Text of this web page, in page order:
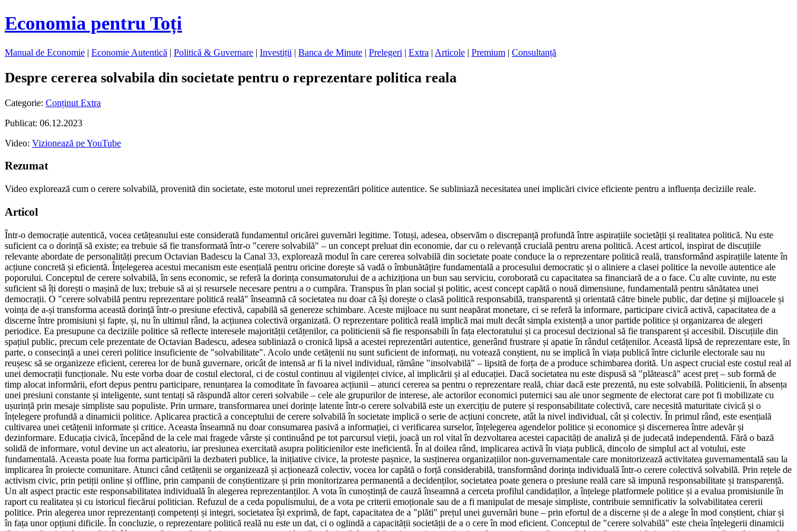
Economia pentru Toți
Manual de Economie | Economie Autentică | Politică & Guvernare | Investiții | Banca de Minute | Prelegeri | Extra | Articole | Premium | Consultanță
Despre cererea solvabila din societate pentru o reprezentare politica reala
Categorie: Conținut Extra
Publicat: 06.12.2023
Video: Vizionează pe YouTube
Rezumat
Video explorează cum o cerere solvabilă, provenită din societate, este motorul unei reprezentări politice autentice. Se subliniază necesitatea unei implicări civice eficiente pentru a influența deciziile reale.
Articol
Într-o democrație autentică, vocea cetățeanului este considerată fundamentul oricărei guvernări legitime. Totuși, adesea, observăm o discrepanță profundă între aspirațiile societății și realitatea politică. Nu este
suficient ca o dorință să existe; ea trebuie să fie transformată într-o "cerere solvabilă" – un concept preluat din economie, dar cu o relevanță crucială pentru arena politică. Acest articol, inspirat de discuțiile
relevante abordate de personalități precum Octavian Badescu la Canal 33, explorează modul în care cererea solvabilă din societate poate conduce la o reprezentare politică reală, transformând aspirațiile latente în
acțiune concretă și eficientă. Înțelegerea acestui mecanism este esențială pentru oricine dorește să vadă o îmbunătățire fundamentală a procesului democratic și o aliniere a clasei politice la nevoile autentice ale
poporului. Conceptul de cerere solvabilă, în sens economic, se referă la dorința consumatorului de a achiziționa un bun sau serviciu, coroborată cu capacitatea sa financiară de a o face. Cu alte cuvinte, nu este
suficient să îți dorești o mașină de lux; trebuie să ai și resursele necesare pentru a o cumpăra. Transpus în plan social și politic, acest concept capătă o nouă dimensiune, fundamentală pentru sănătatea unei
democrații. O "cerere solvabilă pentru reprezentare politică reală" înseamnă că societatea nu doar că își dorește o clasă politică responsabilă, transparentă și orientată către binele public, dar deține și mijloacele și
voința de a-și transforma această dorință într-o presiune efectivă, capabilă să genereze schimbare. Aceste mijloace nu sunt neapărat monetare, ci se referă la informare, participare civică activă, capacitatea de a
discerne între promisiuni și fapte, și, nu în ultimul rând, la acțiunea colectivă organizată. O reprezentare politică reală implică mai mult decât simpla existență a unor partide politice și organizarea de alegeri
periodice. Ea presupune ca deciziile politice să reflecte interesele majorității cetățenilor, ca politicienii să fie responsabili în fața electoratului și ca procesul decizional să fie transparent și accesibil. Discuțiile din
spațiul public, precum cele prezentate de Octavian Badescu, adesea subliniază o cronică lipsă a acestei reprezentări autentice, generând frustrare și apatie în rândul cetățenilor. Această lipsă de reprezentare este, în
parte, o consecință a unei cereri politice insuficiente de "solvabilitate". Acolo unde cetățenii nu sunt suficient de informați, nu votează conștient, nu se implică în viața publică între ciclurile electorale sau nu
reușesc să se organizeze eficient, cererea lor de bună guvernare, oricât de intensă ar fi la nivel individual, rămâne "insolvabilă" – lipsită de forța de a produce schimbarea dorită. Un aspect crucial este costul real al
unei democrații funcționale. Nu este vorba doar de costul electoral, ci de costul continuu al vigilenței civice, al implicării și al educației. Dacă societatea nu este dispusă să "plătească" acest preț – sub formă de
timp alocat informării, efort depus pentru participare, renunțarea la comoditate în favoarea acțiunii – atunci cererea sa pentru o reprezentare reală, chiar dacă este prezentă, nu este solvabilă. Politicienii, în absența
unei presiuni constante și inteligente, sunt tentați să răspundă altor cereri solvabile – cele ale grupurilor de interese, ale actorilor economici puternici sau ale unor segmente de electorat care pot fi mobilizate cu
ușurință prin mesaje simpliste sau populiste. Prin urmare, transformarea unei dorințe latente într-o cerere solvabilă este un exercițiu de putere și responsabilitate colectivă, care necesită maturitate civică și o
înțelegere profundă a dinamicii politice. Aplicarea practică a conceptului de cerere solvabilă în societate implică o serie de acțiuni concrete, atât la nivel individual, cât și colectiv. În primul rând, este esențială
cultivarea unei cetățenii informate și critice. Aceasta înseamnă nu doar consumarea pasivă a informației, ci verificarea surselor, înțelegerea agendelor politice și economice și discernerea între adevăr și
dezinformare. Educația civică, începând de la cele mai fragede vârste și continuând pe tot parcursul vieții, joacă un rol vital în dezvoltarea acestei capacități de analiză și de judecată independentă. Fără o bază
solidă de informare, votul devine un act aleatoriu, iar presiunea exercitată asupra politicienilor este ineficientă. În al doilea rând, implicarea activă în viața publică, dincolo de simplul act al votului, este
fundamentală. Aceasta poate lua forma participării la dezbateri publice, la inițiative civice, la proteste pașnice, la susținerea organizațiilor non-guvernamentale care monitorizează activitatea guvernamentală sau la
implicarea în proiecte comunitare. Atunci când cetățenii se organizează și acționează colectiv, vocea lor capătă o forță considerabilă, transformând dorința individuală într-o cerere colectivă solvabilă. Prin rețele de
activism civic, prin petiții online și offline, prin campanii de conștientizare și prin monitorizarea permanentă a decidenților, societatea poate genera o presiune reală care să impună responsabilitate și transparență.
Un alt aspect practic este responsabilitatea individuală în alegerea reprezentanților. A vota în cunoștință de cauză înseamnă a cerceta profilul candidaților, a înțelege platformele politice și a evalua promisiunile în
raport cu realitatea și cu istoricul fiecărui politician. Refuzul de a ceda populismului, de a vota pe criterii emoționale sau de a fi manipulat de mesaje simpliste, contribuie semnificativ la solvabilitatea cererii
politice. Prin alegerea unor reprezentanți competenți și integri, societatea își exprimă, de fapt, capacitatea de a "plăti" prețul unei guvernări bune – prin efortul de a discerne și de a alege în mod conștient, chiar și
în fața unor opțiuni dificile. În concluzie, o reprezentare politică reală nu este un dat, ci o oglindă a capacității societății de a o cere în mod eficient. Conceptul de "cerere solvabilă" este cheia înțelegerii dinamicii